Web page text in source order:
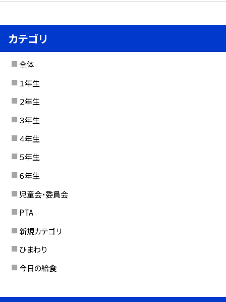
カテゴリ
全体
１年生
２年生
３年生
４年生
５年生
６年生
児童会・委員会
PTA
新規カテゴリ
ひまわり
今日の給食